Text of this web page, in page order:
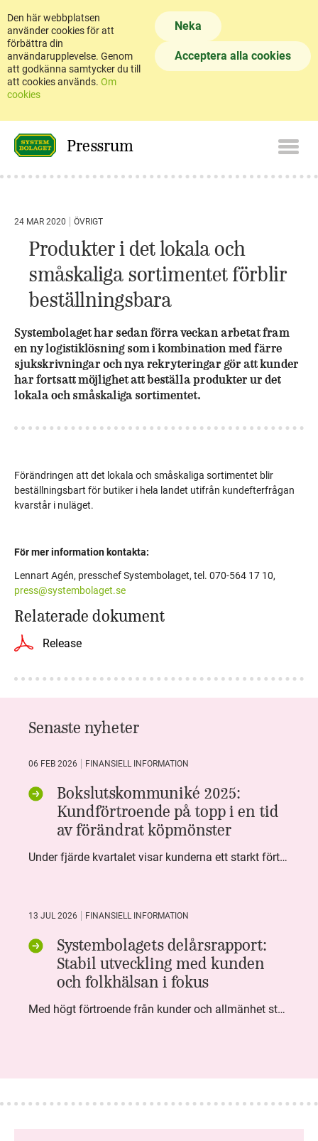
Den här webbplatsen
använder cookies för att
förbättra din
användarupplevelse. Genom
att godkänna samtycker du till
att cookies används. Om
cookies
Neka
Acceptera alla cookies
Pressrum
24 MAR 2020 ÖVRIGT
Produkter i det lokala och
småskaliga sortimentet förblir
beställningsbara
Systembolaget har sedan förra veckan arbetat fram
en ny logistiklösning som i kombination med färre
sjukskrivningar och nya rekryteringar gör att kunder
har fortsatt möjlighet att beställa produkter ur det
lokala och småskaliga sortimentet.
Förändringen att det lokala och småskaliga sortimentet blir
beställningsbart för butiker i hela landet utifrån kundefterfrågan
kvarstår i nuläget.
För mer information kontakta:
Lennart Agén, presschef Systembolaget, tel. 070-564 17 10,
press@systembolaget.se
Relaterade dokument
Release
Senaste nyheter
06 FEB 2026 FINANSIELL INFORMATION
Bokslutskommuniké 2025:
Kundförtroende på topp i en tid
av förändrat köpmönster
Under fjärde kvartalet visar kunderna ett starkt förtroende för Systembolaget. Nöjd Kund Index (NKI) når en ny rekordnivå och bidrar till att även helåret avslutar starkt. Arbetet med ansvarsfull försäljning ger tydliga resultat där ålderskontroller når sina högsta nivåer någonsin. Samtidigt fortsätter kundernas val att förändras. Allt fler väljer öl och drycker med lägre alkoholhalt. Vi ser också en lägre försäljningsvolym under kvartalet, en utveckling som ligger i linje med den långsiktiga minskningen i alkoholkonsumtionen i Sverige. De officiella konsumtionssiffrorna från CAN för 2025 kommer först under våren men försäljningssiffrorna pekar åt samma håll.
13 JUL 2026 FINANSIELL INFORMATION
Systembolagets delårsrapport:
Stabil utveckling med kunden
och folkhälsan i fokus
Med högt förtroende från kunder och allmänhet står Systembolaget stabilt i samhällsuppdraget. Under kvartalet togs flera steg inom folkhälsa, kundnytta och minskad klimatpåverkan. Nettoomsättningen var i nivå med föregående år och effektiviseringar av verksamheten möjliggjorde fortsatt anpassning för att möta nya behov.